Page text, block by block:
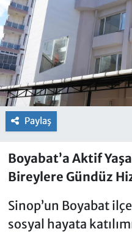
Paylaş
Boyabat’a Aktif
Bireylere Gündüz
Sinop’un Boyabat
sosyal hayata